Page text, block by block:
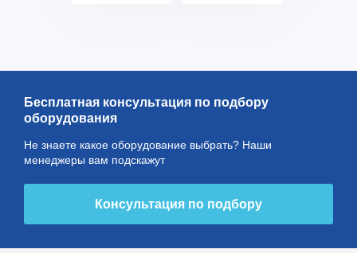
Бесплатная консультация по подбору
оборудования
Не знаете какое оборудование выбрать? Наши
менеджеры вам подскажут
Консультация по подбору